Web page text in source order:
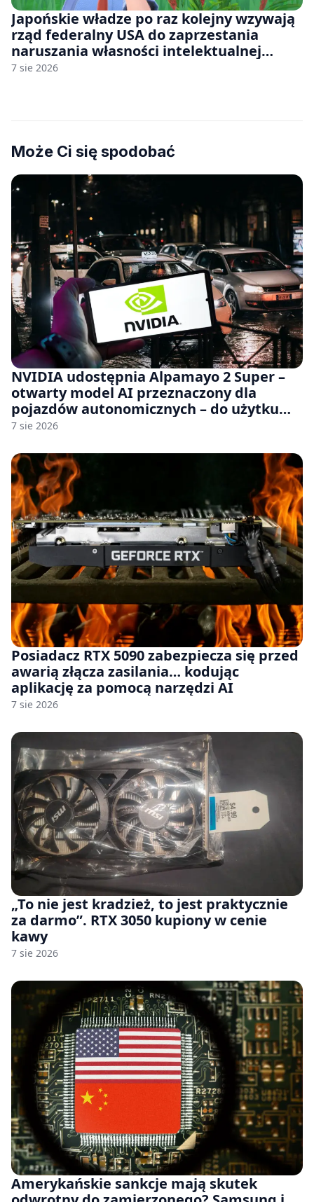
Japońskie władze po raz kolejny wzywają
rząd federalny USA do zaprzestania
naruszania własności intelektualnej
japońskich gier i anime
7 sie 2026
Może Ci się spodobać
NVIDIA udostępnia Alpamayo 2 Super –
otwarty model AI przeznaczony dla
pojazdów autonomicznych – do użytku
komercyjnego
7 sie 2026
Posiadacz RTX 5090 zabezpiecza się przed
awarią złącza zasilania… kodując
aplikację za pomocą narzędzi AI
7 sie 2026
„To nie jest kradzież, to jest praktycznie
za darmo”. RTX 3050 kupiony w cenie
kawy
7 sie 2026
Amerykańskie sankcje mają skutek